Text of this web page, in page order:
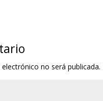
no será publicada.